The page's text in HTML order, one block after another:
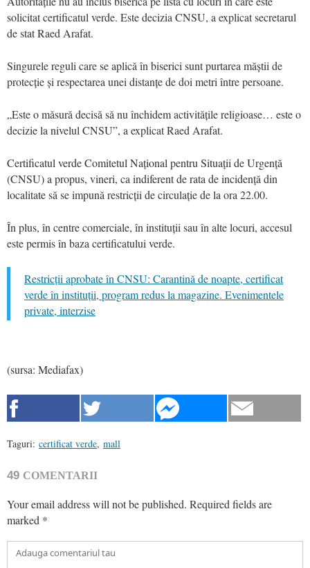
solicitat certificatul verde. Este decizia CNSU, a explicat secretarul
de stat Raed Arafat.
Singurele reguli care se aplică în biserici sunt purtarea măștii de
protecție și respectarea unei distanțe de doi metri între persoane.
„Este o măsură decisă să nu închidem activitățile religioase… este o
decizie la nivelul CNSU”, a explicat Raed Arafat.
Certificatul verde Comitetul Național pentru Situații de Urgență
(CNSU) a propus, vineri, ca indiferent de rata de incidență din
localitate să se impună restricții de circulație de la ora 22.00.
În plus, în centre comerciale, în instituții sau în alte locuri, accesul
este permis în baza certificatului verde.
Restricții aprobate în CNSU: Carantină de noapte, certificat
verde în instituții, program redus la magazine. Evenimentele
private, interzise
(sursa: Mediafax)
Taguri: certificat verde, mall
49 COMENTARII
Your email address will not be published. Required fields are
marked *